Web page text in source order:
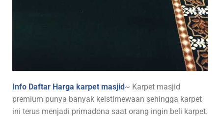
Info Daftar Harga karpet masjid ~ Karpet masjid
premium punya banyak keistimewaan sehingga karpet
ini terus menjadi primadona saat orang ingin beli karpet.